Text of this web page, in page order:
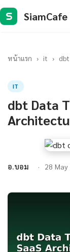
S
หน้าแรก › it ›
IT
dbt Data
อ.บอม 28 May